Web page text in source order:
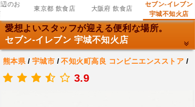
のお
東京都 飲食店 大阪府 飲食店
セブン-イレブン
宇城不知火店
愛想よいスタッフが迎える便利な場所。
セブン-イレブン 宇城不知火店
熊本県 / 宇城市 /不知火町高良 コンビニエンスストア /
.
3.9